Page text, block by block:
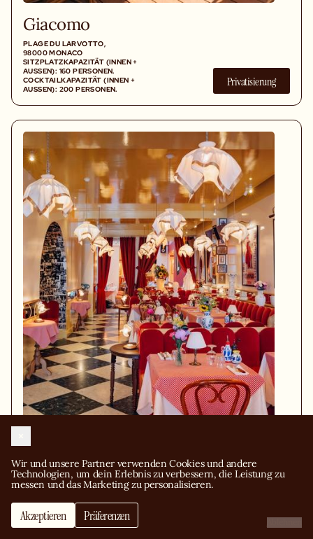
Wir und unsere Partner verwenden Cookies und andere
Technologien, um dein Erlebnis zu verbessern, die Leistung zu
messen und das Marketing zu personalisieren.
Akzeptieren Präferenzen
Frag ein verlockendes Angebot an
Giacomo
PLAGE DU LARVOTTO,
98000 MONACO
SITZPLATZKAPAZITÄT (INNEN +
AUSSEN): 160 PERSONEN. C
OCKTAILKAPAZITÄT (INNEN + A
USSEN): 200 PERSONEN.
Privatisierung
Palatino
8 RUE DE LA MERCI,
33000 BORDEAUX
SITZKAPAZITÄT: 220 PERSONEN.
PERSONEN.